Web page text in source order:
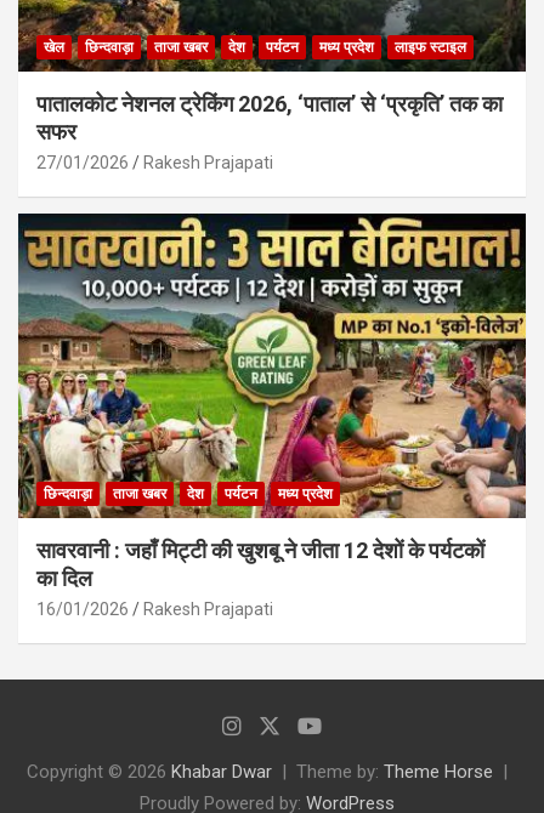
खेल छिन्दवाड़ा ताजा खबर देश पर्यटन मध्य प्रदेश लाइफ स्टाइल
पातालकोट नेशनल ट्रेकिंग 2026, ‘पाताल’ से ‘प्रकृति’ तक का
सफर
27/01/2026 Rakesh Prajapati
छिन्दवाड़ा ताजा खबर देश पर्यटन मध्य प्रदेश
सावरवानी : जहाँ मिट्टी की खुशबू ने जीता 12 देशों के पर्यटकों
का दिल
16/01/2026 Rakesh Prajapati
Copyright © 2026 Khabar Dwar Theme by: Theme Horse
Proudly Powered by: WordPress